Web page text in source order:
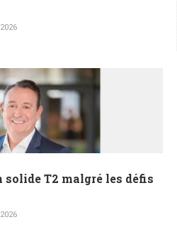
T2 malgré les défis